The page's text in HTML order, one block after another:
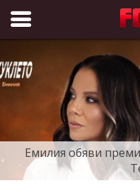
Folk.bg
Емилия обяви